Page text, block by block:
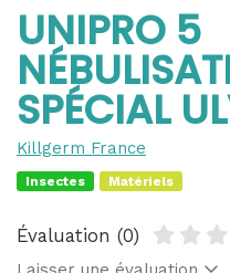
UNIPRO 5
SPÉCIAL
Killgerm France
Insectes Matériels
Évaluation (0)